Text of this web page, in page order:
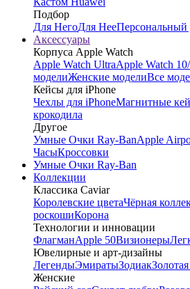
Подбор
Для НегоДля НееПерсональный
Аксессуары
Корпуса Apple Watch
Apple Watch UltraApple Watch 10/
моделиЖенские моделиВсе
Кейсы для iPhone
Чехлы для iPhoneМагнитные
крокодила
Другое
Умные Очки Ray-BanApple
ЧасыКроссовки
Умные Очки Ray-Ban
Коллекции
Классика Caviar
Королевские цветаЧёрная
роскошиКорона
Технологии и инновации
ФлагманApple 50Визионеры
Ювелирные и арт-дизайны
ЛегендыЭмиратыЗодиак
Женские